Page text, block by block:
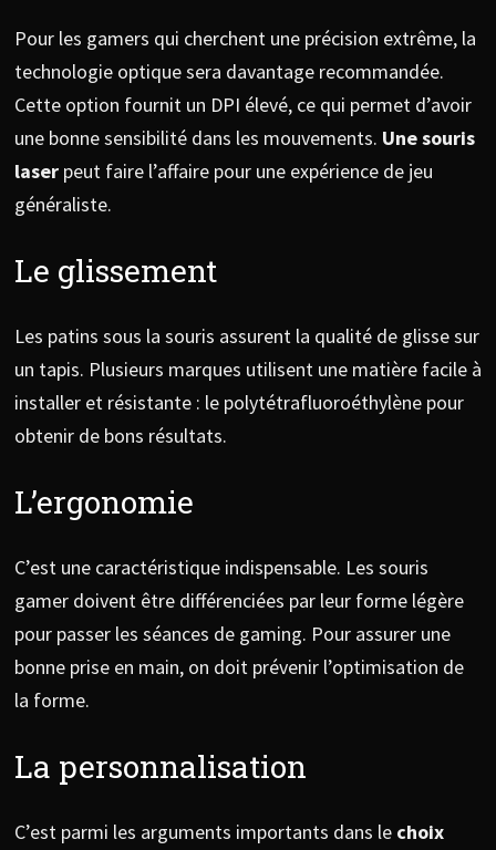
Pour les gamers qui cherchent une précision extrême, la
technologie optique sera davantage recommandée.
Cette option fournit un DPI élevé, ce qui permet d’avoir
une bonne sensibilité dans les mouvements. Une souris
laserpeut faire l’affaire pour une expérience de jeu
généraliste.
Le glissement
Les patins sous la souris assurent la qualité de glisse sur
un tapis. Plusieurs marques utilisent une matière facile à
installer et résistante : le polytétrafluoroéthylène pour
obtenir de bons résultats.
L’ergonomie
C’est une caractéristique indispensable. Les souris
gamer doivent être différenciées par leur forme légère
pour passer les séances de gaming. Pour assurer une
bonne prise en main, on doit prévenir l’optimisation de
la forme.
La personnalisation
C’est parmi les arguments importants dans le choix